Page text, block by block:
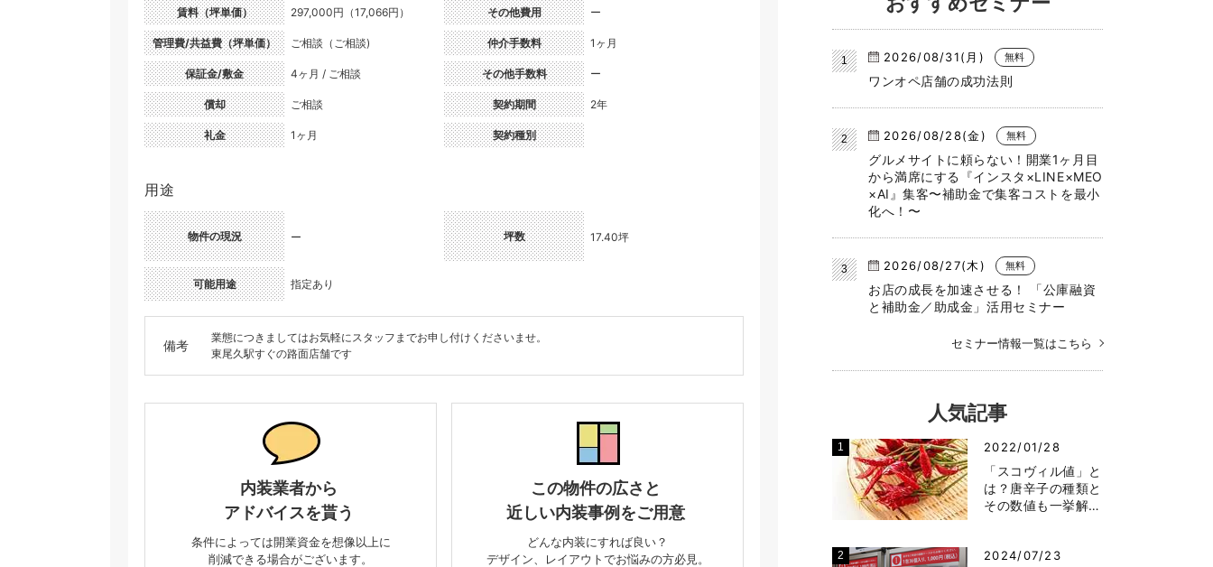
賃料（坪単価） 297,000円（17,066円）
管理費/共益費（坪単価） ご相談（ご相談)
保証金/敷金 4ヶ月 / ご相談
償却 ご相談
礼金 1ヶ月
その他費用 ー
仲介手数料 1ヶ月
その他手数料 ー
契約期間 2年
契約種別
用途
物件の現況 ー
可能用途 指定あり
坪数 17.40坪
備考
業態につきましてはお気軽にスタッフまでお申し付けくださいませ。
東尾久駅すぐの路面店舗です
内装業者から
アドバイスを貰う
条件によっては開業資金を想像以上に
削減できる場合がございます。
この物件の広さと
近しい内装事例をご用意
どんな内装にすれば良い？
デザイン、レイアウトでお悩みの方必見。
2026/08/31(月) 無料
ワンオペ店舗の成功法則
2026/08/28(金) 無料
グルメサイトに頼らない！開業1ヶ月目
から満席にする『インスタ×LINE×MEO
×AI』集客〜補助金で集客コストを最小
化へ！〜
2026/08/27(木) 無料
お店の成長を加速させる！ 「公庫融資
と補助金／助成金」活用セミナー
セミナー情報一覧はこちら
人気記事
2022/01/28
「スコヴィル値」と
は？唐辛子の種類と
その数値も一挙解…
2024/07/23